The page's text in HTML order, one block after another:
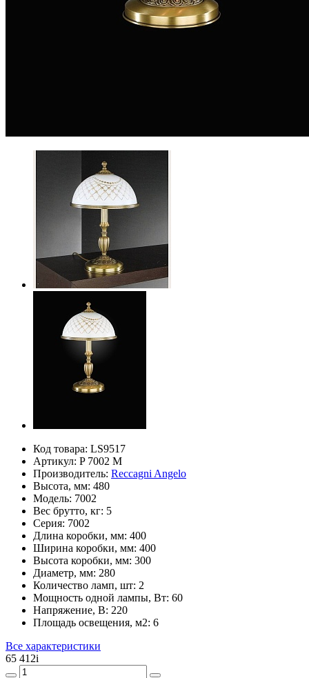
Код товара: LS9517
Артикул: P 7002 M
Производитель: Reccagni Angelo
Высота, мм: 480
Модель: 7002
Вес брутто, кг: 5
Серия: 7002
Длина коробки, мм: 400
Ширина коробки, мм: 400
Высота коробки, мм: 300
Диаметр, мм: 280
Количество ламп, шт: 2
Мощность одной лампы, Вт: 60
Напряжение, В: 220
Площадь освещения, м2: 6
Все характеристики
65 412i